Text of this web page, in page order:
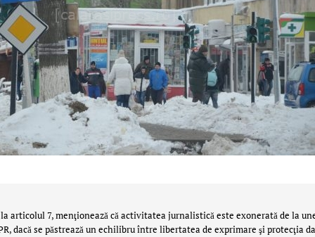
la articolul 7, menţionează că activitatea jurnalistică este exonerată de la
dacă se păstrează un echilibru între libertatea de exprimare şi protecţia